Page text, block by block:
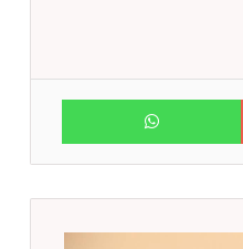
Google+
WhatsApp